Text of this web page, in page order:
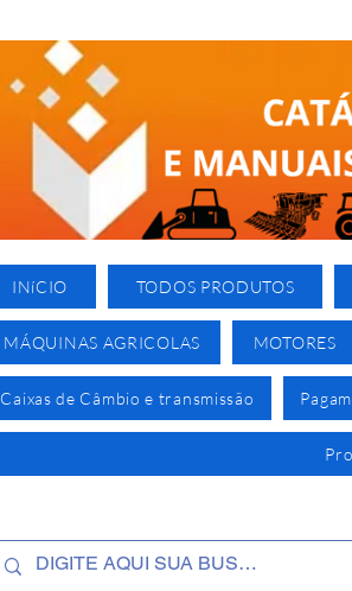
INíCIO TODOS PRODUTOS
MÁQUINAS AGRICOLAS MOTORES
Caixas de Câmbio e transmissão